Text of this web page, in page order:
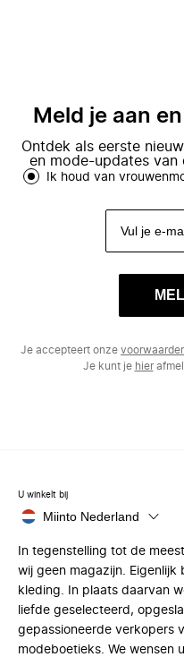
Meld je aan
Ontdek als eerste
en mode-updates van
Ik houd van
Je accepteert onze
Je kunt je hier
U winkelt bij
Miinto Nederland
In tegenstelling tot de
wij geen magazijn. Eigenlijk
kleding. In plaats daarvan
liefde geselecteerd,
gepassioneerde verkopers
modeboetieks. We wensen